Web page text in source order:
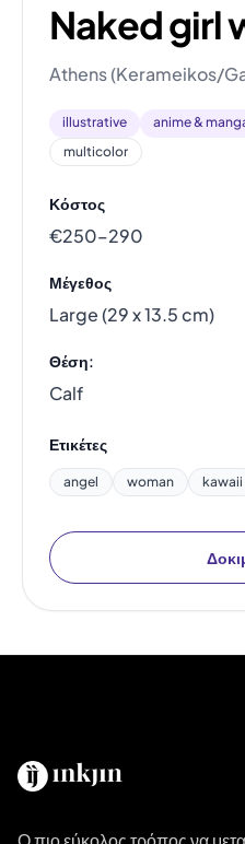
Naked girl
Athens (Kerameikos/
illustrative anime &
multicolor
Κόστος
€250–290
Μέγεθος
Large (29 x 13.5 cm)
Θέση:
Calf
Ετικέτες
angel woman kawaii